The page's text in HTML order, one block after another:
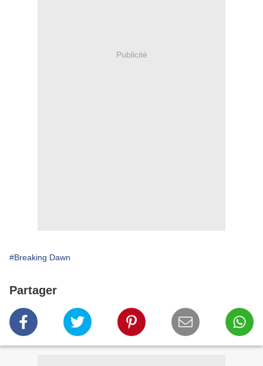
Publicité
#Breaking Dawn
Partager